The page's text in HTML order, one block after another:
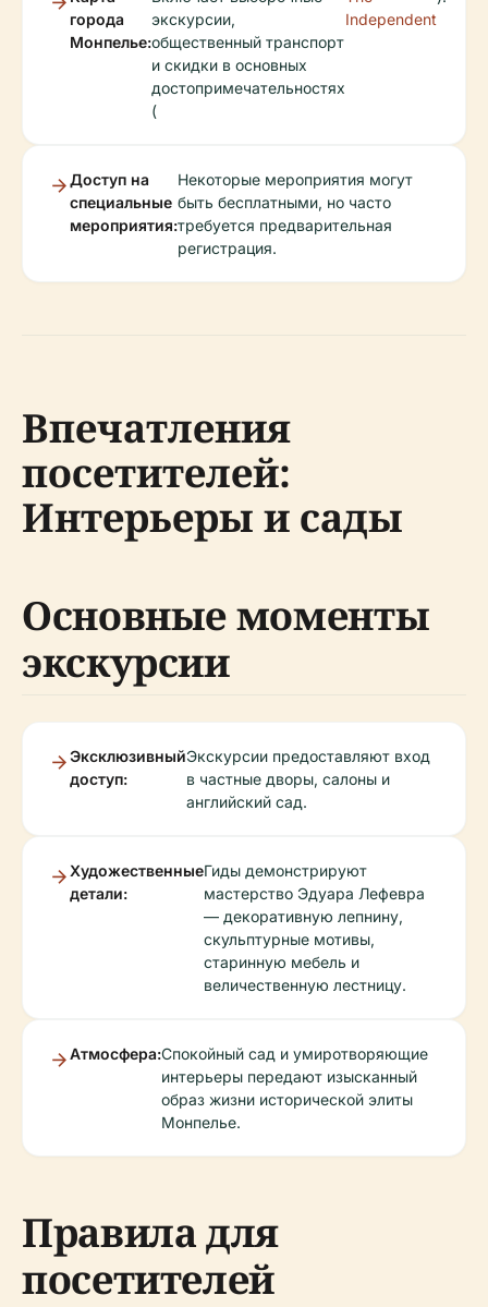
города
Монпелье:
экскурсии,
общественный транспорт
и скидки в основных
достопримечательностях
(
Independent
Доступ на
специальные
мероприятия:
Некоторые мероприятия могут
быть бесплатными, но часто
требуется предварительная
регистрация.
Впечатления
посетителей:
Интерьеры и сады
Основные моменты
экскурсии
Эксклюзивный
доступ:
Экскурсии предоставляют вход
в частные дворы, салоны и
английский сад.
Художественные
детали:
Гиды демонстрируют
мастерство Эдуара Лефевра
— декоративную лепнину,
скульптурные мотивы,
старинную мебель и
величественную лестницу.
Атмосфера:Спокойный сад и умиротворяющие
интерьеры передают изысканный
образ жизни исторической элиты
Монпелье.
Правила для
посетителей